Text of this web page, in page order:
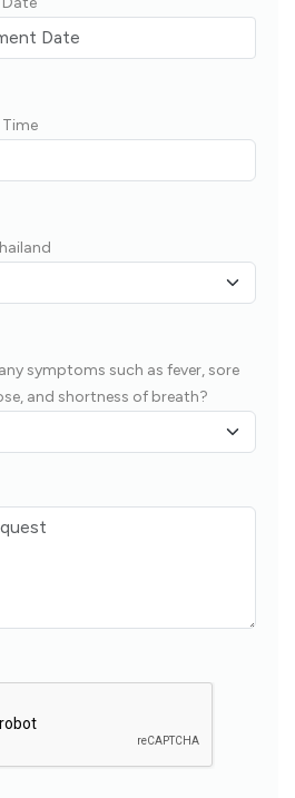
symptoms such as fever, sore
and shortness of breath?